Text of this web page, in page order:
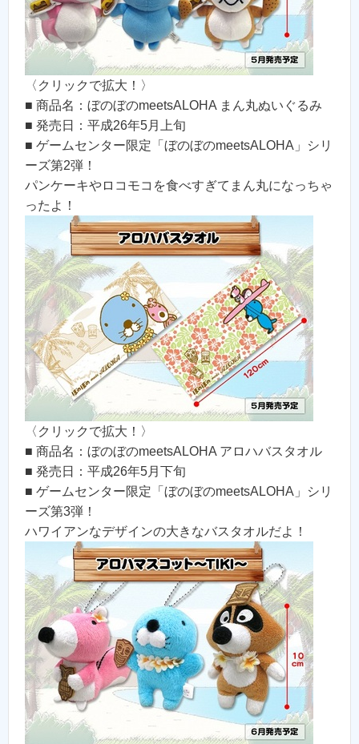
〈クリックで拡大！〉
■ 商品名：ぼのぼのmeetsALOHA まん丸ぬいぐるみ
■ 発売日：平成26年5月上旬
■ ゲームセンター限定「ぼのぼのmeetsALOHA」シリ
ーズ第2弾！
パンケーキやロコモコを食べすぎてまん丸になっちゃ
ったよ！
〈クリックで拡大！〉
■ 商品名：ぼのぼのmeetsALOHA アロハバスタオル
■ 発売日：平成26年5月下旬
■ ゲームセンター限定「ぼのぼのmeetsALOHA」シリ
ーズ第3弾！
ハワイアンなデザインの大きなバスタオルだよ！